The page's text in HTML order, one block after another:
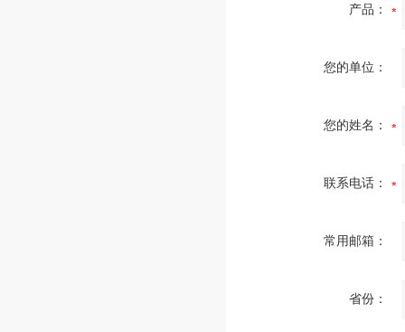
产品：
您的单位：
您的姓名：
联系电话：
常用邮箱：
省份：